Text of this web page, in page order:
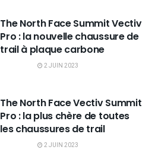
The North Face Summit Vectiv
Pro : la nouvelle chaussure de
trail à plaque carbone
2 JUIN 2023
The North Face Vectiv Summit
Pro : la plus chère de toutes
les chaussures de trail
2 JUIN 2023